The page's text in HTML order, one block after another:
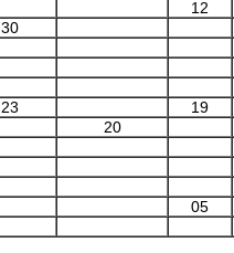
12
30
23
19
20
05